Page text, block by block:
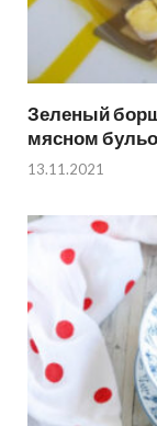
Зеленый
мясном
13.11.2021